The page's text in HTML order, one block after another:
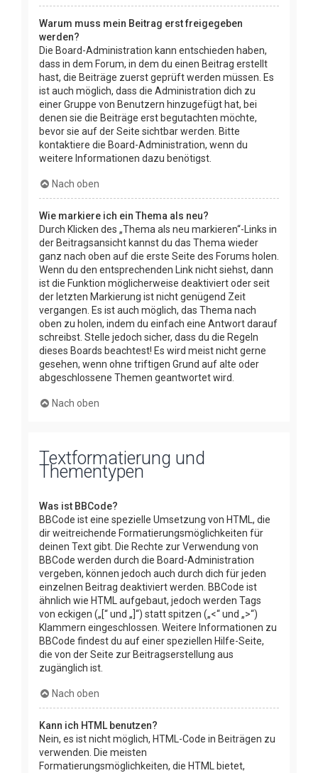
Warum muss mein Beitrag erst freigegeben
werden?
Die Board-Administration kann entschieden haben,
dass in dem Forum, in dem du einen Beitrag erstellt
hast, die Beiträge zuerst geprüft werden müssen. Es
ist auch möglich, dass die Administration dich zu
einer Gruppe von Benutzern hinzugefügt hat, bei
denen sie die Beiträge erst begutachten möchte,
bevor sie auf der Seite sichtbar werden. Bitte
kontaktiere die Board-Administration, wenn du
weitere Informationen dazu benötigst.
Nach oben
Wie markiere ich ein Thema als neu?
Durch Klicken des „Thema als neu markieren“-Links in
der Beitragsansicht kannst du das Thema wieder
ganz nach oben auf die erste Seite des Forums holen.
Wenn du den entsprechenden Link nicht siehst, dann
ist die Funktion möglicherweise deaktiviert oder seit
der letzten Markierung ist nicht genügend Zeit
vergangen. Es ist auch möglich, das Thema nach
oben zu holen, indem du einfach eine Antwort darauf
schreibst. Stelle jedoch sicher, dass du die Regeln
dieses Boards beachtest! Es wird meist nicht gerne
gesehen, wenn ohne triftigen Grund auf alte oder
abgeschlossene Themen geantwortet wird.
Nach oben
Textformatierung und
Thementypen
Was ist BBCode?
BBCode ist eine spezielle Umsetzung von HTML, die
dir weitreichende Formatierungsmöglichkeiten für
deinen Text gibt. Die Rechte zur Verwendung von
BBCode werden durch die Board-Administration
vergeben, können jedoch auch durch dich für jeden
einzelnen Beitrag deaktiviert werden. BBCode ist
ähnlich wie HTML aufgebaut, jedoch werden Tags
von eckigen („[“ und „]“) statt spitzen („<“ und „>“)
Klammern eingeschlossen. Weitere Informationen zu
BBCode findest du auf einer speziellen Hilfe-Seite,
die von der Seite zur Beitragserstellung aus
zugänglich ist.
Nach oben
Kann ich HTML benutzen?
Nein, es ist nicht möglich, HTML-Code in Beiträgen zu
verwenden. Die meisten
Formatierungsmöglichkeiten, die HTML bietet,